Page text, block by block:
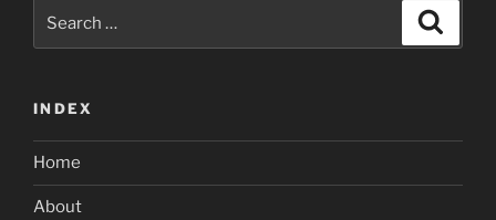
for:
INDEX
Home
About